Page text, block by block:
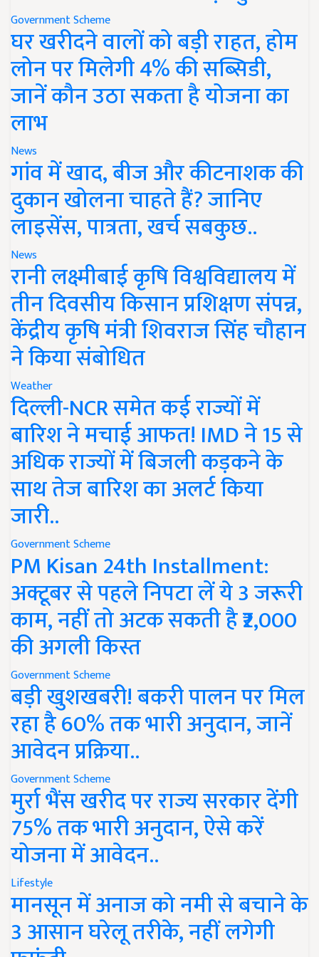
Government Scheme
घर खरीदने वालों को बड़ी राहत, होम
लोन पर मिलेगी 4% की सब्सिडी,
जानें कौन उठा सकता है योजना का
लाभ
News
गांव में खाद, बीज और कीटनाशक की
दुकान खोलना चाहते हैं? जानिए
लाइसेंस, पात्रता, खर्च सबकुछ..
News
रानी लक्ष्मीबाई कृषि विश्वविद्यालय में
तीन दिवसीय किसान प्रशिक्षण संपन्न,
केंद्रीय कृषि मंत्री शिवराज सिंह चौहान
ने किया संबोधित
Weather
दिल्ली-NCR समेत कई राज्यों में
बारिश ने मचाई आफत! IMD ने 15 से
अधिक राज्यों में बिजली कड़कने के
साथ तेज बारिश का अलर्ट किया
जारी..
Government Scheme
PM Kisan 24th Installment:
अक्टूबर से पहले निपटा लें ये 3 जरूरी
काम, नहीं तो अटक सकती है ₹2,000
की अगली किस्त
Government Scheme
बड़ी खुशखबरी! बकरी पालन पर मिल
रहा है 60% तक भारी अनुदान, जानें
आवेदन प्रक्रिया..
Government Scheme
मुर्रा भैंस खरीद पर राज्य सरकार देंगी
75% तक भारी अनुदान, ऐसे करें
योजना में आवेदन..
Lifestyle
मानसून में अनाज को नमी से बचाने के
3 आसान घरेलू तरीके, नहीं लगेगी